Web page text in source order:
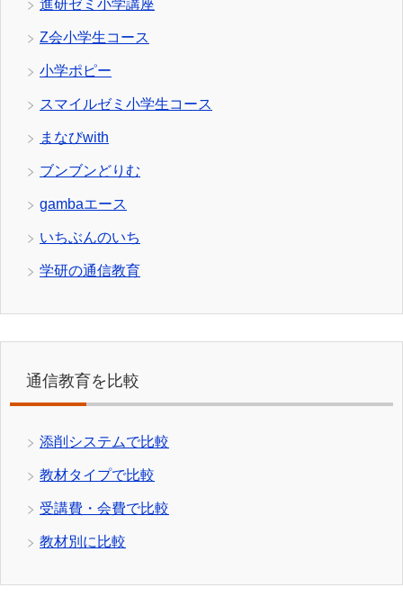
進研ゼミ小学講座
Z会小学生コース
小学ポピー
スマイルゼミ小学生コース
まなびwith
ブンブンどりむ
gambaエース
いちぶんのいち
学研の通信教育
通信教育を比較
添削システムで比較
教材タイプで比較
受講費・会費で比較
教材別に比較